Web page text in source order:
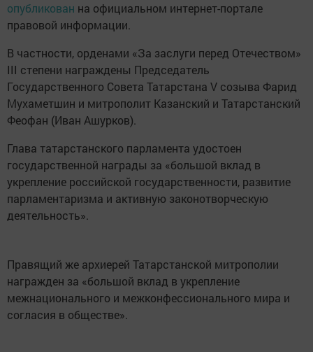
опубликован на официальном интернет-портале
правовой информации.
В частности, орденами «За заслуги перед Отечеством»
III степени награждены Председатель
Государственного Совета Татарстана V созыва Фарид
Мухаметшин и митрополит Казанский и Татарстанский
Феофан (Иван Ашурков).
Глава татарстанского парламента удостоен
государственной награды за «большой вклад в
укрепление российской государственности, развитие
парламентаризма и активную законотворческую
деятельность».
Правящий же архиерей Татарстанской митрополии
награжден за «большой вклад в укрепление
межнационального и межконфессионального мира и
согласия в обществе».